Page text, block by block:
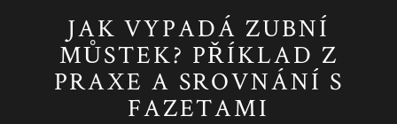
JAK VYPADÁ ZUBNÍ
MŮSTEK? PŘÍKLAD Z
PRAXE A SROVNÁNÍ S
FAZETAMI